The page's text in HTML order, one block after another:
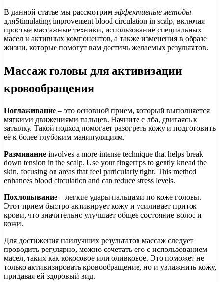
В данной статье мы рассмотрим эффективные методы
дляStimulating improvement blood circulation in scalp, включая
простые массажные техники, использование специальных
масел и активных компонентов, а также изменения в образе
жизни, которые помогут вам достичь желаемых результатов.
Массаж головы для активизации
кровообращения
Поглаживание – это основной прием, который выполняется
мягкими движениями пальцев. Начните с лба, двигаясь к
затылку. Такой подход помогает разогреть кожу и подготовить
её к более глубоким манипуляциям.
Разминание involves a more intense technique that helps break
down tension in the scalp. Use your fingertips to gently knead the
skin, focusing on areas that feel particularly tight. This method
enhances blood circulation and can reduce stress levels.
Похлопывание – легкие удары пальцами по коже головы.
Этот прием быстро активирует кожу и усиливает приток
крови, что значительно улучшает общее состояние волос и
кожи.
Для достижения наилучших результатов массаж следует
проводить регулярно, можно сочетать его с использованием
масел, таких как кокосовое или оливковое. Это поможет не
только активизировать кровообращение, но и увлажнить кожу,
придавая ей здоровый вид.